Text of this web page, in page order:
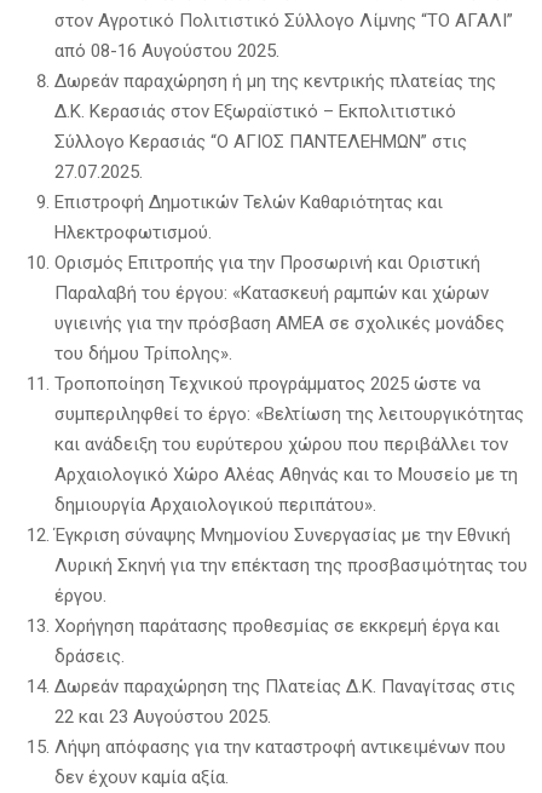
στον Αγροτικό Πολιτιστικό Σύλλογο Λίμνης “ΤΟ ΑΓΑΛΙ”
από 08-16 Αυγούστου 2025.
Δωρεάν παραχώρηση ή μη της κεντρικής πλατείας της
Δ.Κ. Κερασιάς στον Εξωραϊστικό – Εκπολιτιστικό
Σύλλογο Κερασιάς “Ο ΑΓΙΟΣ ΠΑΝΤΕΛΕΗΜΩΝ” στις
27.07.2025.
Επιστροφή Δημοτικών Τελών Καθαριότητας και
Ηλεκτροφωτισμού.
Ορισμός Επιτροπής για την Προσωρινή και Οριστική
Παραλαβή του έργου: «Κατασκευή ραμπών και χώρων
υγιεινής για την πρόσβαση ΑΜΕΑ σε σχολικές μονάδες
του δήμου Τρίπολης».
Τροποποίηση Τεχνικού προγράμματος 2025 ώστε να
συμπεριληφθεί το έργο: «Βελτίωση της λειτουργικότητας
και ανάδειξη του ευρύτερου χώρου που περιβάλλει τον
Αρχαιολογικό Χώρο Αλέας Αθηνάς και το Μουσείο με τη
δημιουργία Αρχαιολογικού περιπάτου».
Έγκριση σύναψης Μνημονίου Συνεργασίας με την Εθνική
Λυρική Σκηνή για την επέκταση της προσβασιμότητας του
έργου.
Χορήγηση παράτασης προθεσμίας σε εκκρεμή έργα και
δράσεις.
Δωρεάν παραχώρηση της Πλατείας Δ.Κ. Παναγίτσας στις
22 και 23 Αυγούστου 2025.
Λήψη απόφασης για την καταστροφή αντικειμένων που
δεν έχουν καμία αξία.